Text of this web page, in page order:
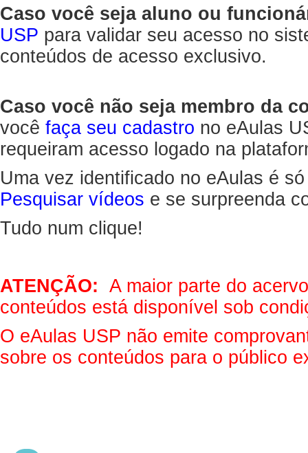
Caso você seja aluno ou
USP para validar seu acesso no
conteúdos de acesso exclusivo.
Caso você não seja membro da
você faça seu cadastro no eAulas
requeiram acesso logado na
Uma vez identificado no eAulas é
Pesquisar vídeos e se surpreenda
Tudo num clique!
ATENÇÃO: A maior parte do
conteúdos está disponível sob
O eAulas USP não emite
sobre os conteúdos para o público